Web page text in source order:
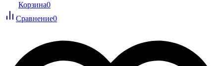
Корзина0
Сравнение0